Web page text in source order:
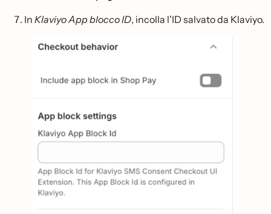
In Klaviyo App blocco ID, incolla l'ID salvato da Klaviyo.